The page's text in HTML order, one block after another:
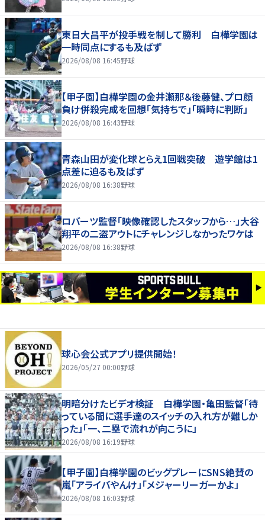
東日大昌平が投手戦を制して勝利 白樺学園は
一時同点にするも及ばず
2026/08/08 16:45野球
【甲子園】白樺学園の金井瀬那＆後藤健、プロ顔
負け併殺完成を回想「気持ちで」「瞬時に判断」
2026/08/08 16:43野球
青森山田が変化球とらえ1回戦突破 遊学館は1
点差に迫るも及ばず
2026/08/08 16:38野球
ロバーツ監督「映像確認したスタッフから…」大谷
翔平の二盗アウトにチャレンジしなかったワケは
2026/08/08 16:38野球
球心会公式アプリ提供開始！
2026/05/27 00:00野球
明暗分けたビデオ検証 白樺学園・亀田監督「待
っている間に選手達のスイッチの入れ方が難しか
った」「一、二塁で流れが向こうに」
2026/08/08 16:19野球
【甲子園】白樺学園のビッグプレーにSNS絶賛の
嵐「アライバやんけ」「メジャーリーガーかよ」
2026/08/08 16:03野球